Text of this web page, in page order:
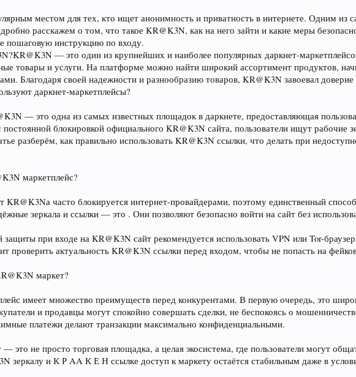
местом для тех, кто ищет анонимность и приватность в интернете. Одним из
расскажем о том, что такое KR@K3N, как на него зайти и какие меры
пошаговую инструкцию по входу.
— это один из крупнейших и наиболее популярных даркнет-
товары и услуги. На платформе можно найти широкий ассортимент продуктов,
Благодаря своей надежности и разнообразию товаров, KR@K3N завоевал доверие
даркнет-маркетплейсы?
— это одна из самых известных площадок в даркнете, предоставляющая
постоянной блокировкой официального KR@K3N сайта, пользователи ищут рабочие
разберём, как правильно использовать KR@K3N ссылки, что делать при
маркетплейс?
KR@K3Nа часто блокируется интернет-провайдерами, поэтому единственный
зеркала и ссылки — это . Они позволяют безопасно войти на сайт без
защиты при входе на KR@K3N сайт рекомендуется использовать VPN или Tor-
проверить актуальность KR@K3N ссылки перед входом, чтобы не попасть на
маркет?
имеет множество преимуществ перед конкурентами. В первую очередь, это
и продавцы могут спокойно совершать сделки, не беспокоясь о
платежи делают транзакции максимально конфиденциальными.
это не просто торговая площадка, а целая экосистема, где пользователи могут
зеркалу и К Р AA К Е Н ссылке доступ к маркету остаётся стабильным даже в